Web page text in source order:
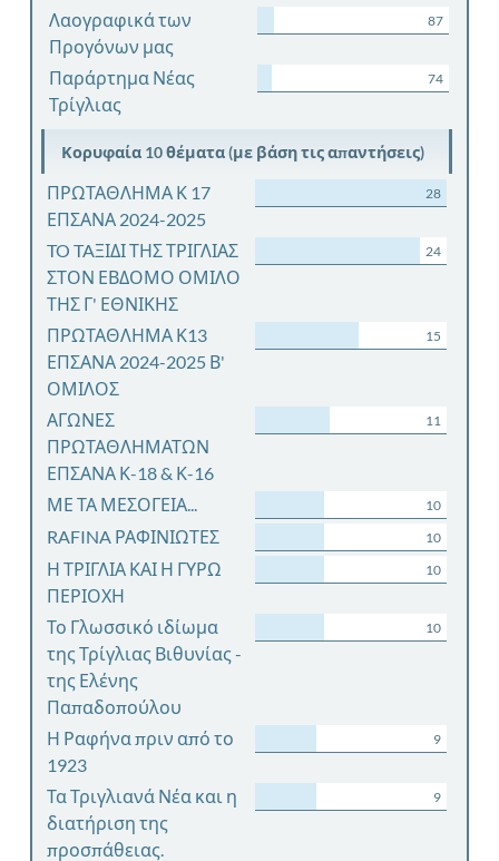
Λαογραφικά των
Προγόνων μας
87
Παράρτημα Νέας
Τρίγλιας
74
Κορυφαία 10 θέματα (με βάση τις απαντήσεις)
ΠΡΩΤΑΘΛΗΜΑ Κ 17
ΕΠΣΑΝΑ 2024-2025
28
TO TAΞΙΔΙ ΤΗΣ ΤΡΙΓΛΙΑΣ
ΣΤΟΝ ΕΒΔΟΜΟ ΟΜΙΛΟ
ΤΗΣ Γ' ΕΘΝΙΚΗΣ
24
ΠΡΩΤΑΘΛΗΜΑ Κ13
ΕΠΣΑΝΑ 2024-2025 Β'
ΟΜΙΛΟΣ
15
ΑΓΩΝΕΣ
ΠΡΩΤΑΘΛΗΜΑΤΩΝ
ΕΠΣΑΝΑ Κ-18 & Κ-16
11
ΜΕ ΤΑ ΜΕΣΟΓΕΙΑ... 10
RAFINA ΡΑΦΙΝΙΩΤΕΣ 10
Η ΤΡΙΓΛΙΑ ΚΑΙ Η ΓΥΡΩ
ΠΕΡΙΟΧΗ
10
Το Γλωσσικό ιδίωμα
της Τρίγλιας Βιθυνίας -
της Ελένης
Παπαδοπούλου
10
Η Ραφήνα πριν από το
1923
9
Τα Τριγλιανά Νέα και η
διατήριση της
προσπάθειας.
9